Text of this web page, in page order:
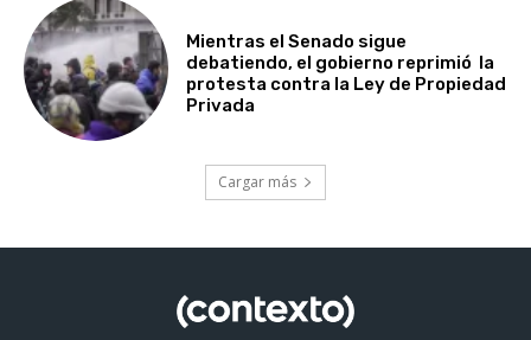
Mientras el Senado sigue
debatiendo, el gobierno reprimió la
protesta contra la Ley de Propiedad
Privada
Cargar más